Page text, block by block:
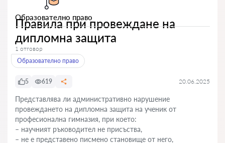
Образователно право
Правила при провеждане на
дипломна защита
1 отговор
Образователно право
5 619 20.06.2025
Представлява ли административно нарушение
провеждането на дипломна защита на ученик от
професионална гимназия, при което:
– научният ръководител не присъства,
– не е представено писмено становище от него,